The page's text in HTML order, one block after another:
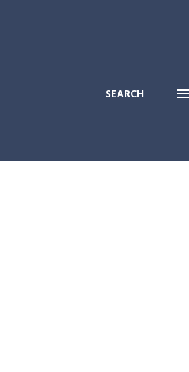
SEARCH